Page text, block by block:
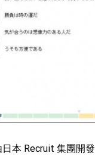
日本 Recruit 集團開